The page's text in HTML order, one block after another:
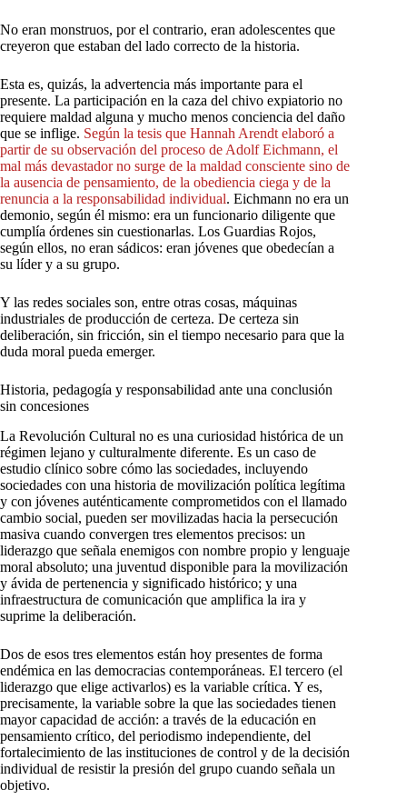
No eran monstruos, por el contrario, eran adolescentes que
creyeron que estaban del lado correcto de la historia.
Esta es, quizás, la advertencia más importante para el
presente. La participación en la caza del chivo expiatorio no
requiere maldad alguna y mucho menos conciencia del daño
que se inflige. Según la tesis que Hannah Arendt elaboró a
partir de su observación del proceso de Adolf Eichmann, el
mal más devastador no surge de la maldad consciente sino de
la ausencia de pensamiento, de la obediencia ciega y de la
renuncia a la responsabilidad individual. Eichmann no era un
demonio, según él mismo: era un funcionario diligente que
cumplía órdenes sin cuestionarlas. Los Guardias Rojos,
según ellos, no eran sádicos: eran jóvenes que obedecían a
su líder y a su grupo.
Y las redes sociales son, entre otras cosas, máquinas
industriales de producción de certeza. De certeza sin
deliberación, sin fricción, sin el tiempo necesario para que la
duda moral pueda emerger.
Historia, pedagogía y responsabilidad ante una conclusión
sin concesiones
La Revolución Cultural no es una curiosidad histórica de un
régimen lejano y culturalmente diferente. Es un caso de
estudio clínico sobre cómo las sociedades, incluyendo
sociedades con una historia de movilización política legítima
y con jóvenes auténticamente comprometidos con el llamado
cambio social, pueden ser movilizadas hacia la persecución
masiva cuando convergen tres elementos precisos: un
liderazgo que señala enemigos con nombre propio y lenguaje
moral absoluto; una juventud disponible para la movilización
y ávida de pertenencia y significado histórico; y una
infraestructura de comunicación que amplifica la ira y
suprime la deliberación.
Dos de esos tres elementos están hoy presentes de forma
endémica en las democracias contemporáneas. El tercero (el
liderazgo que elige activarlos) es la variable crítica. Y es,
precisamente, la variable sobre la que las sociedades tienen
mayor capacidad de acción: a través de la educación en
pensamiento crítico, del periodismo independiente, del
fortalecimiento de las instituciones de control y de la decisión
individual de resistir la presión del grupo cuando señala un
objetivo.